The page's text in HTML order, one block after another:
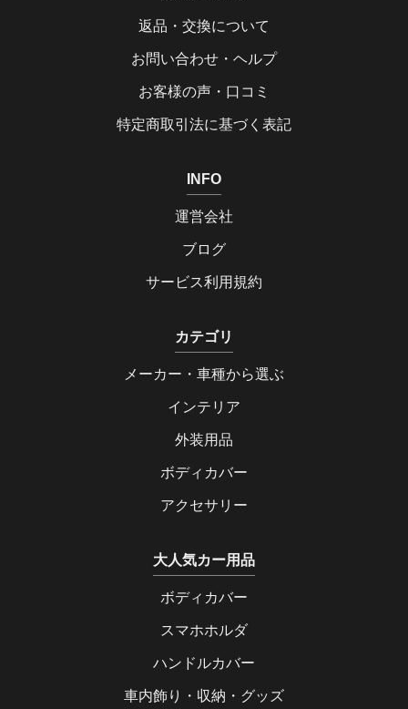
返品・交換について
お問い合わせ・ヘルプ
お客様の声・口コミ
特定商取引法に基づく表記
INFO
運営会社
ブログ
サービス利用規約
カテゴリ
メーカー・車種から選ぶ
インテリア
外装用品
ボディカバー
アクセサリー
大人気カー用品
ボディカバー
スマホホルダ
ハンドルカバー
車内飾り・収納・グッズ